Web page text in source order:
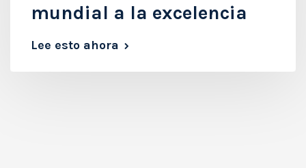
mundial a la excelencia
Lee esto ahora